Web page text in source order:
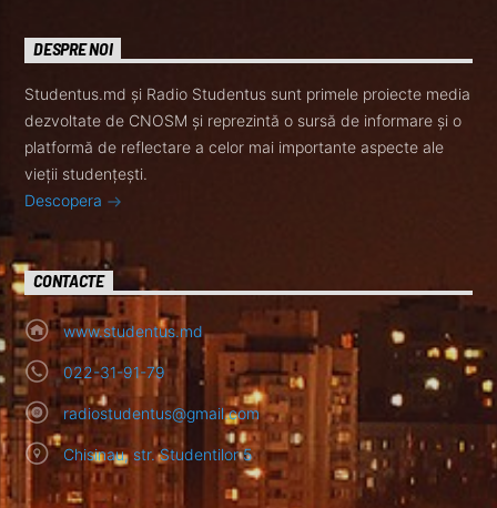
DESPRE NOI
Studentus.md și Radio Studentus sunt primele proiecte media
dezvoltate de CNOSM și reprezintă o sursă de informare și o
platformă de reflectare a celor mai importante aspecte ale
vieții studențești.
Descopera
CONTACTE
www.studentus.md
022-31-91-79
radiostudentus@gmail.com
Chisinau, str. Studentilor 5